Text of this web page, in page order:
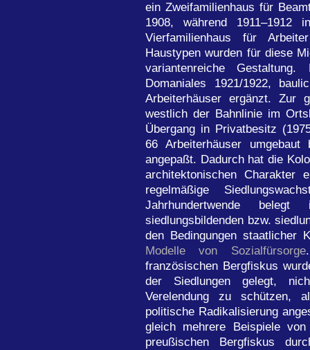
ein Zweifamilienhaus für
1908, während 1911–1912
Vierfamilienhaus für
Haustypen wurden für diese
variantenreiche
Domaniales 1921/1922,
Arbeiterhäuser ergänzt. Zur
westlich der Bahnlinie im
Übergang in Privatbesitz
66 Arbeiterhäuser
angepaßt. Dadurch hat die
architektonischen Charakter
regelmäßige
Jahrhundertwende
siedlungsbildenden bzw.
den Bedingungen staatlicher
Modelle von Sozialfürsorge
französischen Bergfiskus
der Siedlungen gelegt,
Verelendung zu schützen,
politische Radikalisierung
gleich mehrere Beispiele
preußischen Bergfiskus